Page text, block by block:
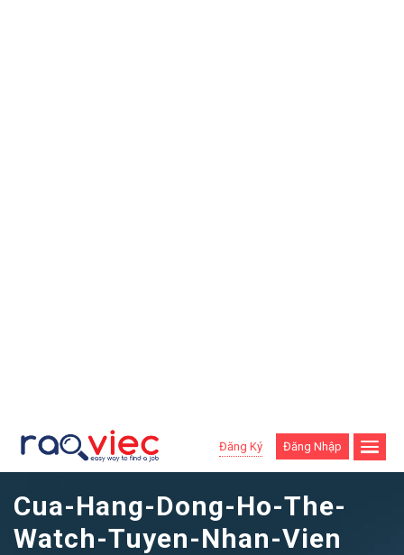
Đăng Ký Đăng Nhập
Cua-Hang-Dong-Ho-The-
Watch-Tuyen-Nhan-Vien